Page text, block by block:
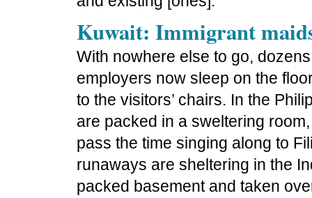
Kuwait: Immigrant
With nowhere else to go,
employers now sleep on the
to the visitors’ chairs. In the
are packed in a sweltering
pass the time singing along to
runaways are sheltering in the
packed basement and taken